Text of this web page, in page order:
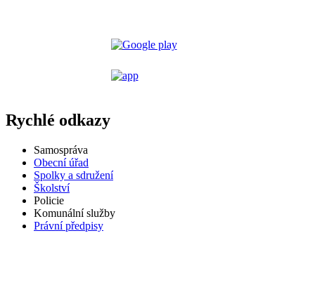
Rychlé odkazy
Samospráva
Obecní úřad
Spolky a sdružení
Školství
Policie
Komunální služby
Právní předpisy